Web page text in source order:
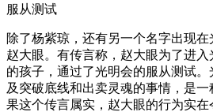
服从测试
除了杨紫琼，还有另一个名字出现
赵大眼。有传言称，赵大眼为了进
的孩子，通过了光明会的服从测试
及突破底线和出卖灵魂的事情，是
果这个传言属实，赵大眼的行为实在